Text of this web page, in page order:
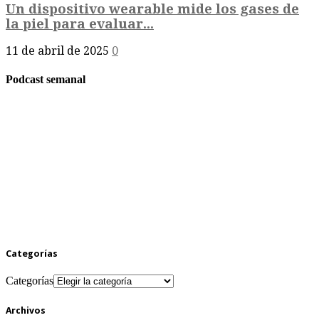
Un dispositivo wearable mide los gases de
la piel para evaluar...
11 de abril de 2025 0
Podcast semanal
Categorías
Categorías
Archivos